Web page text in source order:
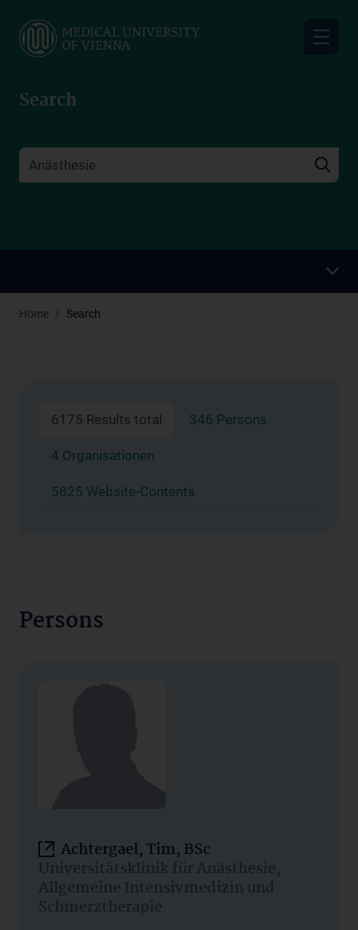
main
Search
Home Search
6175 Results total 346 Persons
4 Organisationen
5825 Website-Contents
Persons
Achtergael, Tim, BSc
Universitätsklinik für Anästhesie,
Allgemeine Intensivmedizin und
Schmerztherapie